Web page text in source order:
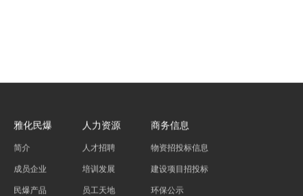
雅化民爆
简介
成员企业
民爆产品
人力资源
人才招聘
培训发展
员工天地
商务信息
物资招投标信息
建设项目招投标
环保公示